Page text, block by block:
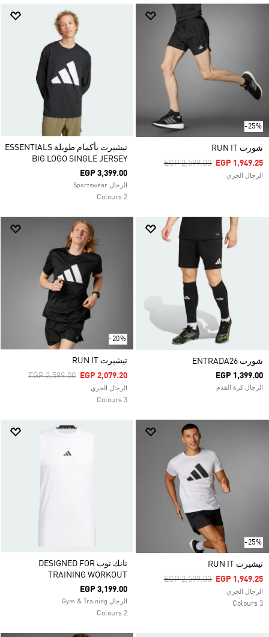
-25%
شورت RUN IT
Price Reduced From
EGP 2,599.00ToEGP 1,949.25
الرجال الجري
تيشيرت بأكمام طويلة ESSENTIALS
BIG LOGO SINGLE JERSEY
EGP 3,399.00
الرجال Sportswear
2 Colours
شورت ENTRADA26
EGP 1,399.00
الرجال كرة القدم
-20%
تيشيرت RUN IT
Price Reduced From
EGP 2,599.00ToEGP 2,079.20
الرجال الجري
3 Colours
-25%
تيشيرت RUN IT
Price Reduced From
EGP 2,599.00ToEGP 1,949.25
الرجال الجري
3 Colours
تانك توب DESIGNED FOR
TRAINING WORKOUT
EGP 3,199.00
الرجال Gym & Training
2 Colours